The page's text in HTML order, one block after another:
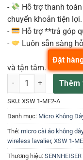
-
Hỗ trợ thanh
chuyển khoản tiện lợi.
-
Hỗ trợ **trả góp
-
Luôn sẵn sàng
và tận tâm.
Sennheiser XSW 1-Thêm
Đặt
SKU: XSW 1-ME2-A
Danh mục: Micro Không
Thẻ: micro cài áo không dây
wireless lavalier, XSW 1-
Thương hiệu: SENNHEISER